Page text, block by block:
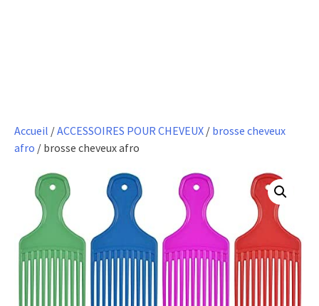
Accueil /ACCESSOIRES POUR CHEVEUX / brosse cheveux
afro / brosse cheveux afro